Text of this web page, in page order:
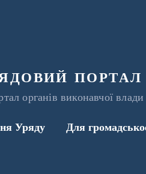
портал
органів виконавчої
Уряду Для